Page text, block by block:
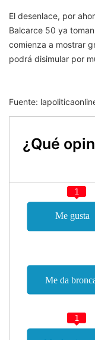
El desenlace, por
Balcarce 50 ya
comienza a mostrar
podrá disimular por
Fuente:
¿Qué
1
1